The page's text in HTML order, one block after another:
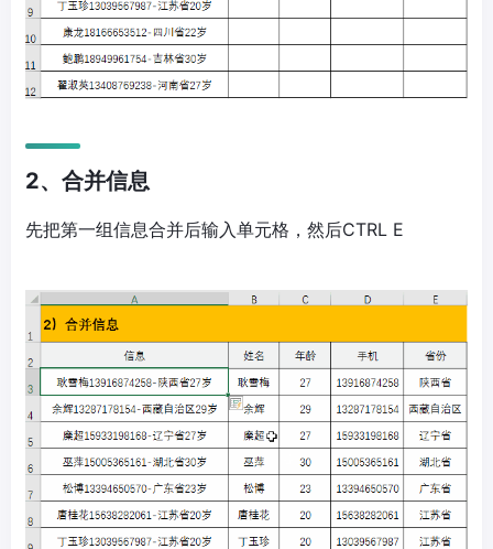
2、合并信息
先把第一组信息合并后输入单元格，然后CTRL E